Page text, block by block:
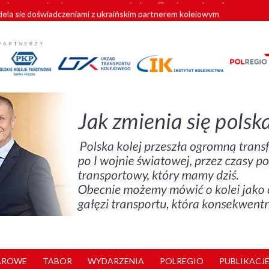
się doświadczeniami z ukraińskim partnerem kolejowym
Vectrony na 230 km/h
pociągi od PESA. Sześć nowoczesnych ELF-ów wyjedzie na tory w
180 nowych pracowników drużyn pociągowych od początku roku
TABOR WYDARZENIA POLREGIO